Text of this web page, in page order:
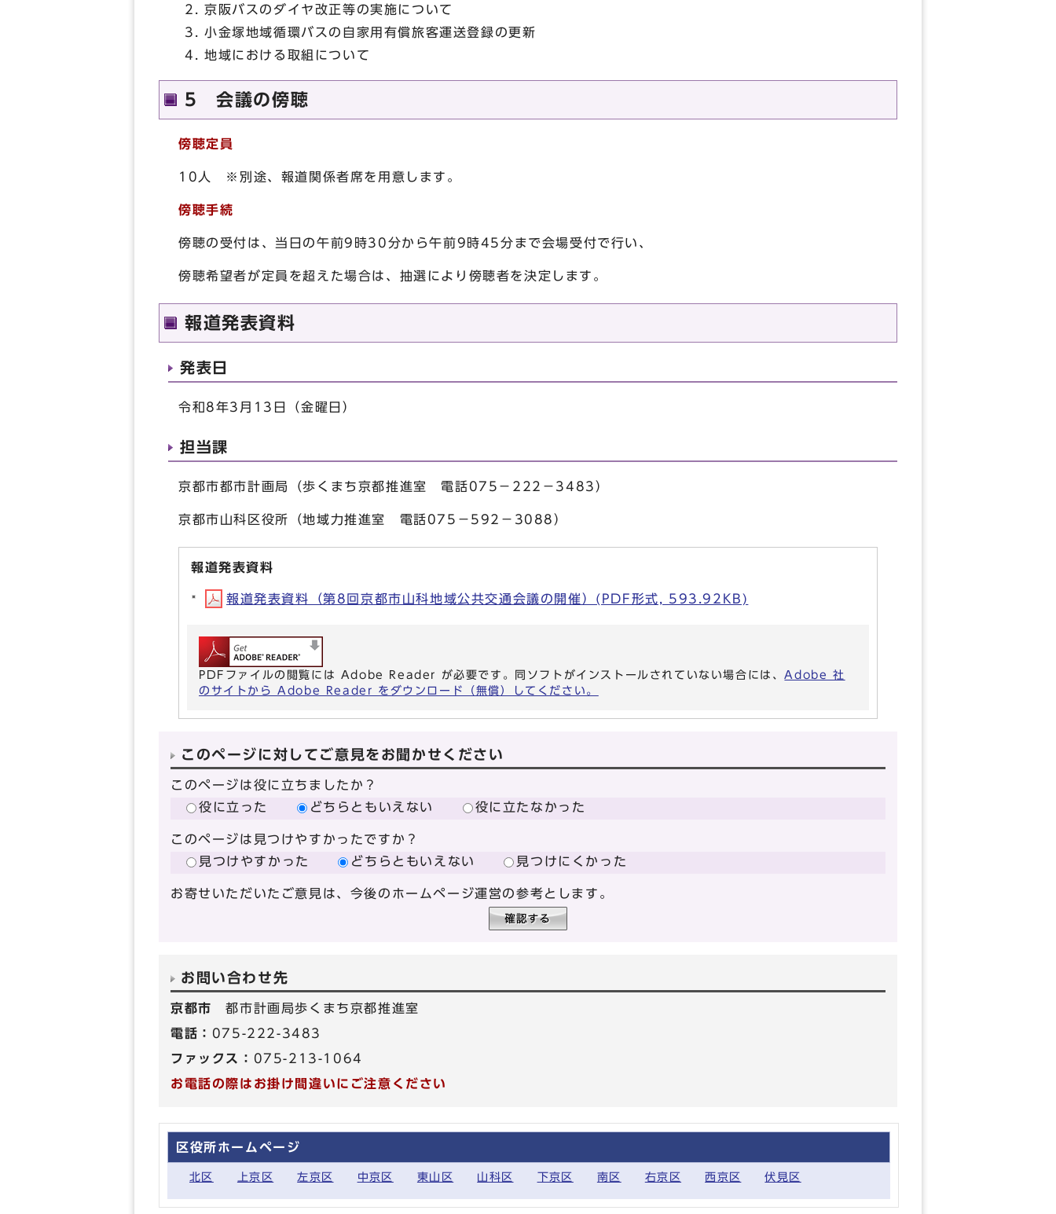
京阪バスのダイヤ改正等の実施について
小金塚地域循環バスの自家用有償旅客運送登録の更新
地域における取組について
5 会議の傍聴
傍聴定員
10人 ※別途、報道関係者席を用意します。
傍聴手続
傍聴の受付は、当日の午前9時30分から午前9時45分まで会場受付で行い、
傍聴希望者が定員を超えた場合は、抽選により傍聴者を決定します。
報道発表資料
発表日
令和8年3月13日（金曜日）
担当課
京都市都市計画局（歩くまち京都推進室 電話075－222－3483）
京都市山科区役所（地域力推進室 電話075－592－3088）
報道発表資料
報道発表資料（第8回京都市山科地域公共交通会議の開催）(PDF形式, 593.92KB)
PDFファイルの閲覧には Adobe Reader が必要です。同ソフトがインストールされていない場合には、 Adobe 社
のサイトから Adobe Reader をダウンロード（無償）してください。
このページに対してご意見をお聞かせください
このページは役に立ちましたか？
役に立った
どちらともいえない 役に立たなかった
このページは見つけやすかったですか？
見つけやすかった
どちらともいえない 見つけにくかった
お寄せいただいたご意見は、今後のホームページ運営の参考とします。
お問い合わせ先
京都市都市計画局歩くまち京都推進室
電話： 075-222-3483
ファックス： 075-213-1064
お電話の際はお掛け間違いにご注意ください
区役所ホームページ
北区 上京区 左京区 中京区 東山区 山科区 下京区 南区 右京区 西京区 伏見区